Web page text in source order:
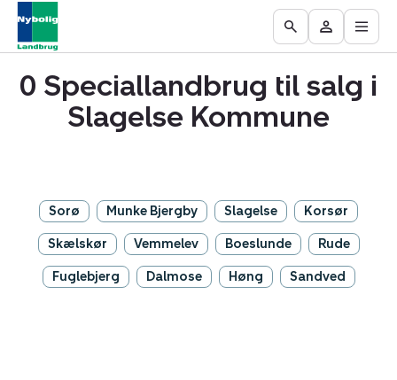
Ejendomme
til
Find
mægler
Få
vurderet
ejendom
Go
to
the
Search
page
Besøg
Mit
område
Åbn
0 Speciallandbrug til salg i
Slagelse Kommune
Sorø Munke Bjergby Slagelse Korsør
Skælskør Vemmelev Boeslunde Rude
Fuglebjerg Dalmose Høng Sandved